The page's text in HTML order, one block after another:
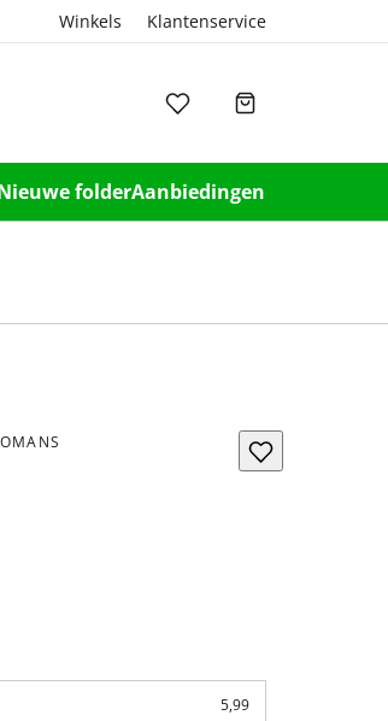
Winkels Klantenservice
folderAanbiedingen
5,99